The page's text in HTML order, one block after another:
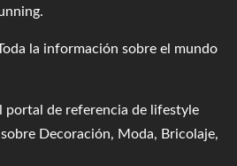
la información sobre el mundo
portal de referencia de lifestyle
Decoración, Moda, Bricolaje,